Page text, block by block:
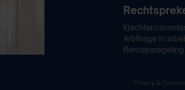
Arbitrage in
Beroepsregeling
Privacy &